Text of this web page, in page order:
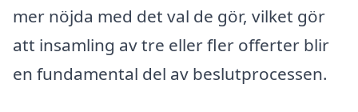
mer nöjda med det val de gör, vilket gör
att insamling av tre eller fler offerter blir
en fundamental del av beslutprocessen.